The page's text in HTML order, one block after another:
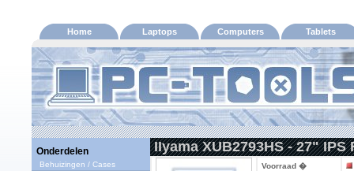
Home Laptops Computers Tablets
Onderdelen
Behuizingen / Cases
IIyama XUB2793HS - 27" IPS
Voorraad �